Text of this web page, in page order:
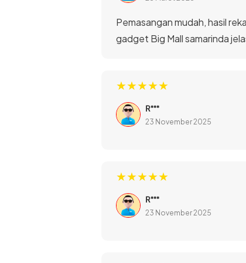
Pemasangan mudah, hasil
gadget Big Mall samarinda
★★★★★
R***
23 November 2025
★★★★★
R***
23 November 2025